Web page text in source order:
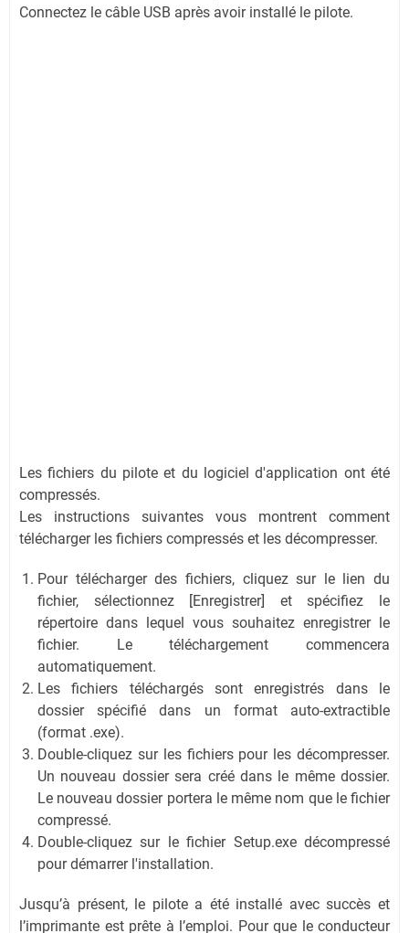
Connectez le câble USB après avoir installé le pilote.
Les fichiers du pilote et du logiciel d'application ont été
compressés.
Les instructions suivantes vous montrent comment
télécharger les fichiers compressés et les décompresser.
Pour télécharger des fichiers, cliquez sur le lien du
fichier, sélectionnez [Enregistrer] et spécifiez le
répertoire dans lequel vous souhaitez enregistrer le
fichier. Le téléchargement commencera
automatiquement.
Les fichiers téléchargés sont enregistrés dans le
dossier spécifié dans un format auto-extractible
(format .exe).
Double-cliquez sur les fichiers pour les décompresser.
Un nouveau dossier sera créé dans le même dossier.
Le nouveau dossier portera le même nom que le fichier
compressé.
Double-cliquez sur le fichier Setup.exe décompressé
pour démarrer l'installation.
Jusqu’à présent, le pilote a été installé avec succès et
l’imprimante est prête à l’emploi. Pour que le conducteur